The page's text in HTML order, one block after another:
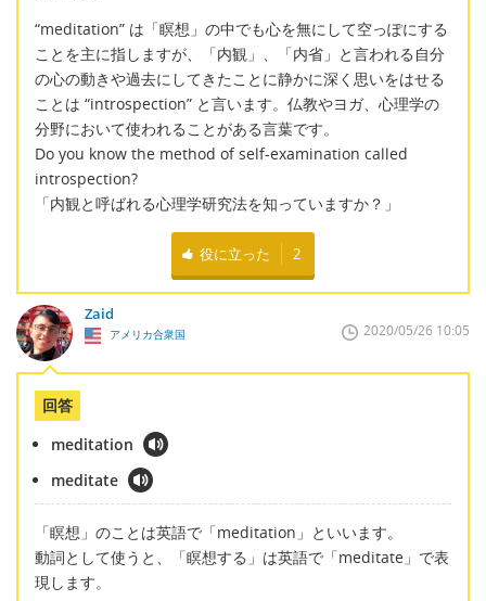
“meditation” は「瞑想」の中でも心を無にして空っぽにする
ことを主に指しますが、「内観」、「内省」と言われる自分
の心の動きや過去にしてきたことに静かに深く思いをはせる
ことは “introspection” と言います。仏教やヨガ、心理学の
分野において使われることがある言葉です。
Do you know the method of self-examination called
introspection?
「内観と呼ばれる心理学研究法を知っていますか？」
役に立った 2
Zaid
アメリカ合衆国 2020/05/26 10:05
回答
meditation
meditate
「瞑想」のことは英語で「meditation」といいます。
動詞として使うと、「瞑想する」は英語で「meditate」で表
現します。